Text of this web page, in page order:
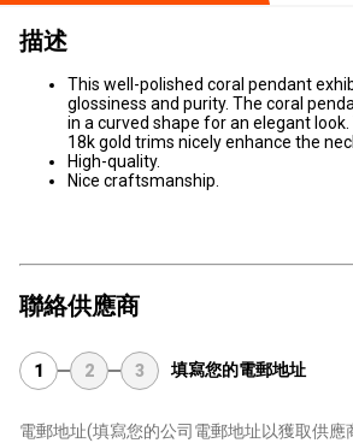
描述
This well-polished coral pendant
glossiness and purity. The coral
in a curved shape for an elegant
18k gold trims nicely enhance the
High-quality.
Nice craftsmanship.
聯絡供應商
1 2 3 填寫您的電郵地址
電郵地址(填寫您的公司電郵地址以獲取供應